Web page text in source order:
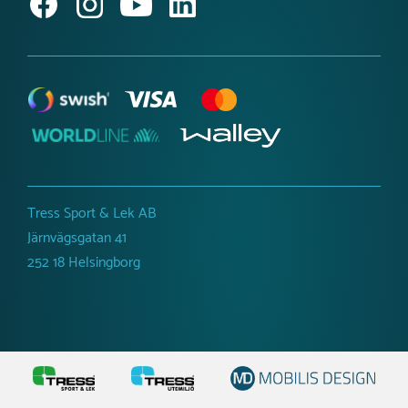
Tillgänglighetsredogörelse
Tress Sport & Lek AB
Järnvägsgatan 41
252 18 Helsingborg